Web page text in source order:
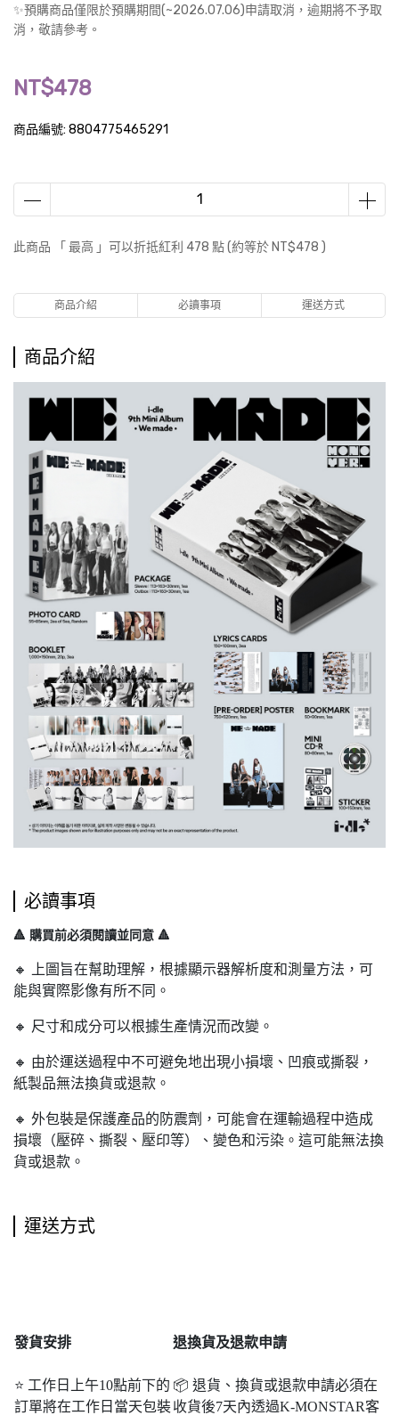
✨預購商品僅限於預購期間(~2026.07.06)申請取消，逾期將不予取
消，敬請參考。
NT$478
商品編號: 8804775465291
此商品 「 最高 」可以折抵紅利 478 點 (約等於 NT$478 )
商品介紹 必讀事項 運送方式
商品介紹
必讀事項
🔺 購買前必須閱讀並同意 🔺
🔸 上圖旨在幫助理解，根據顯示器解析度和測量方法，可
能與實際影像有所不同。
🔸 尺寸和成分可以根據生產情況而改變。
🔸 由於運送過程中不可避免地出現小損壞、凹痕或撕裂，
紙製品無法換貨或退款。
🔸 外包裝是保護產品的防震劑，可能會在運輸過程中造成
損壞（壓碎、撕裂、壓印等）、變色和污染。這可能無法換
貨或退款。
運送方式
發貨安排
⭐ 工作日上午10點前下的
訂單將在工作日當天包裝
退換貨及退款申請
📦 退貨、換貨或退款申請必須在
收貨後7天內透過K-MONSTAR客